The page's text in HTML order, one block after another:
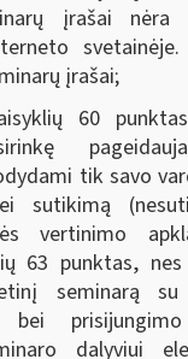
įrašai
įrašai;
60
tik savo
sutikimą
vertinimo
63 punktas,
seminarą
bei
dalyviui